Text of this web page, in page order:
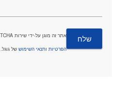
אתר זה מוגן על-ידי שירות reCAPTCHA וחלים עליו
הפרטיות ותנאי השימוש של גוגל.